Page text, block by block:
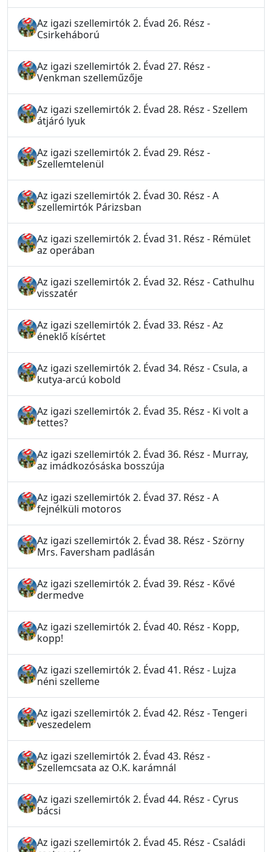
Az igazi szellemirtók 2. Évad 26. Rész -
Csirkeháború
Az igazi szellemirtók 2. Évad 27. Rész -
Venkman szelleműzője
Az igazi szellemirtók 2. Évad 28. Rész - Szellem
átjáró lyuk
Az igazi szellemirtók 2. Évad 29. Rész -
Szellemtelenül
Az igazi szellemirtók 2. Évad 30. Rész - A
szellemirtók Párizsban
Az igazi szellemirtók 2. Évad 31. Rész - Rémület
az operában
Az igazi szellemirtók 2. Évad 32. Rész - Cathulhu
visszatér
Az igazi szellemirtók 2. Évad 33. Rész - Az
éneklő kísértet
Az igazi szellemirtók 2. Évad 34. Rész - Csula, a
kutya-arcú kobold
Az igazi szellemirtók 2. Évad 35. Rész - Ki volt a
tettes?
Az igazi szellemirtók 2. Évad 36. Rész - Murray,
az imádkozósáska bosszúja
Az igazi szellemirtók 2. Évad 37. Rész - A
fejnélküli motoros
Az igazi szellemirtók 2. Évad 38. Rész - Szörny
Mrs. Faversham padlásán
Az igazi szellemirtók 2. Évad 39. Rész - Kővé
dermedve
Az igazi szellemirtók 2. Évad 40. Rész - Kopp,
kopp!
Az igazi szellemirtók 2. Évad 41. Rész - Lujza
néni szelleme
Az igazi szellemirtók 2. Évad 42. Rész - Tengeri
veszedelem
Az igazi szellemirtók 2. Évad 43. Rész -
Szellemcsata az O.K. karámnál
Az igazi szellemirtók 2. Évad 44. Rész - Cyrus
bácsi
Az igazi szellemirtók 2. Évad 45. Rész - Családi